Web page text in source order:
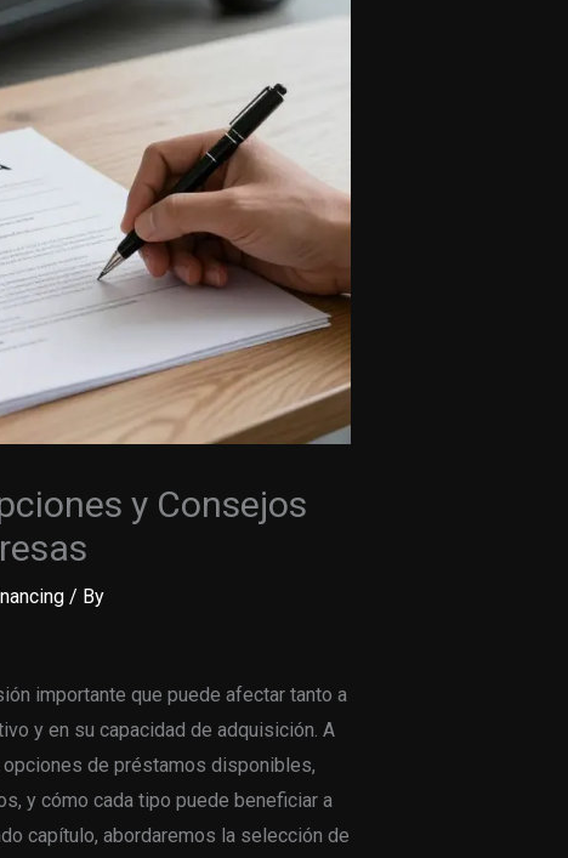
y Consejos
/ By
importante que puede afectar tanto a
y en su capacidad de adquisición. A
de préstamos disponibles,
y cómo cada tipo puede beneficiar a
capítulo, abordaremos la selección de